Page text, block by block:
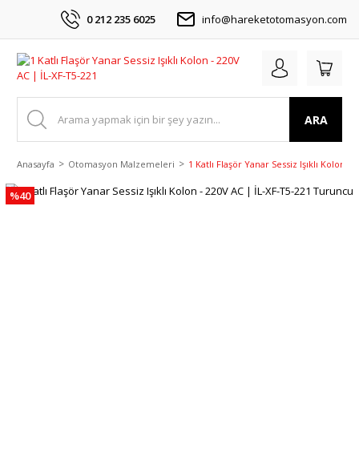
0 212 235 6025 info@hareketotomasyon.com
ARA
Anasayfa Otomasyon Malzemeleri 1 Katlı Flaşör Yanar Sessiz Işıklı Kolon
%40